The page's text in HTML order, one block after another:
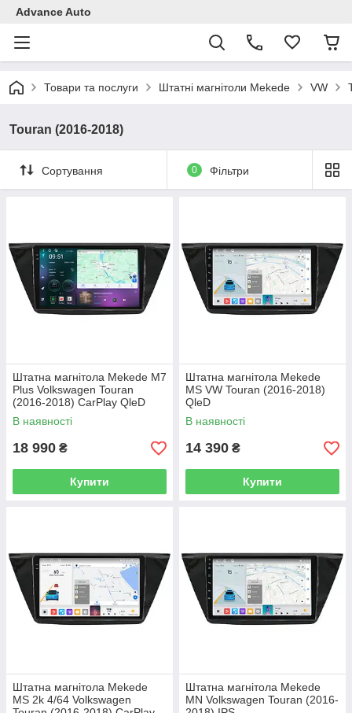
Advance Auto
Товари та послуги Штатні магнітоли Mekede VW
Touran (2016-2018)
Сортування 0 Фільтри
Штатна магнітола Mekede M7
Plus Volkswagen Touran
(2016-2018) CarPlay QleD
В наявності
18 990 ₴
Купити
Штатна магнітола Mekede
MS VW Touran (2016-2018)
QleD
В наявності
14 390 ₴
Купити
Штатна магнітола Mekede
MS 2k 4/64 Volkswagen
Штатна магнітола Mekede
MN Volkswagen Touran (2016-